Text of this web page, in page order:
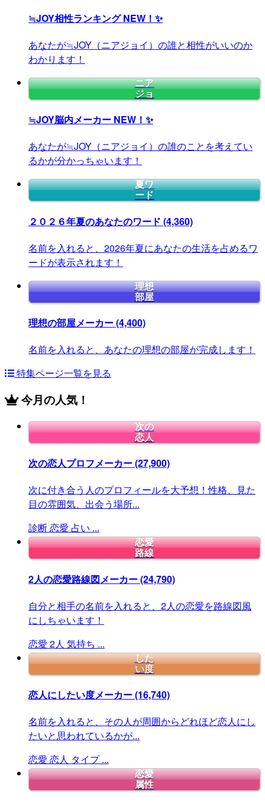
≒JOY相性ランキングNEW！✨
あなたが≒JOY（ニアジョイ）の誰と相性がいいのか
わかります！
ニア
ジョ
≒JOY脳内メーカー NEW！✨
あなたが≒JOY（ニアジョイ）の誰のことを考えてい
るかが分かっちゃいます！
夏ワ
ード
２０２６年夏のあなたのワード (4,360)
名前を入れると、2026年夏にあなたの生活を占めるワ
ードが表示されます！
理想
部屋
理想の部屋メーカー(4,400)
名前を入れると、あなたの理想の部屋が完成します！
特集ページ一覧を見る
今月の人気！
次の
恋人
次の恋人プロフメーカー(27,900)
次に付き合う人のプロフィールを大予想！性格、見た
目の雰囲気、出会う場所...
診断恋愛 占い ...
恋愛
路線
2人の恋愛路線図メーカー(24,790)
自分と相手の名前を入れると、2人の恋愛を路線図風
にしちゃいます！
恋愛 2人 気持ち ...
した
い度
恋人にしたい度メーカー(16,740)
名前を入れると、その人が周囲からどれほど恋人にし
たいと思われているかが...
恋愛 恋人 タイプ ...
恋愛
属性